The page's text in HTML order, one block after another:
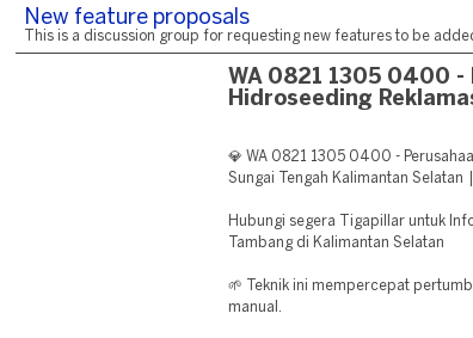
New feature proposals
This is a discussion group for requesting new features to be
WA 0821 1305 0400 -
Hidroseeding
💎 WA 0821 1305 0400 -
Sungai Tengah Kalimantan Selatan
Hubungi segera Tigapillar untuk
Tambang di Kalimantan Selatan
🌱 Teknik ini mempercepat
manual.